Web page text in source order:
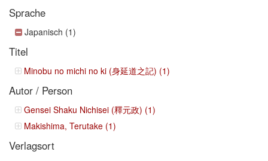
Sprache
Japanisch (1)
Titel
Minobu no michi no ki (身延道之記) (1)
Autor / Person
Gensei Shaku Nichisei (釋元政) (1)
Makishima, Terutake (1)
Verlagsort